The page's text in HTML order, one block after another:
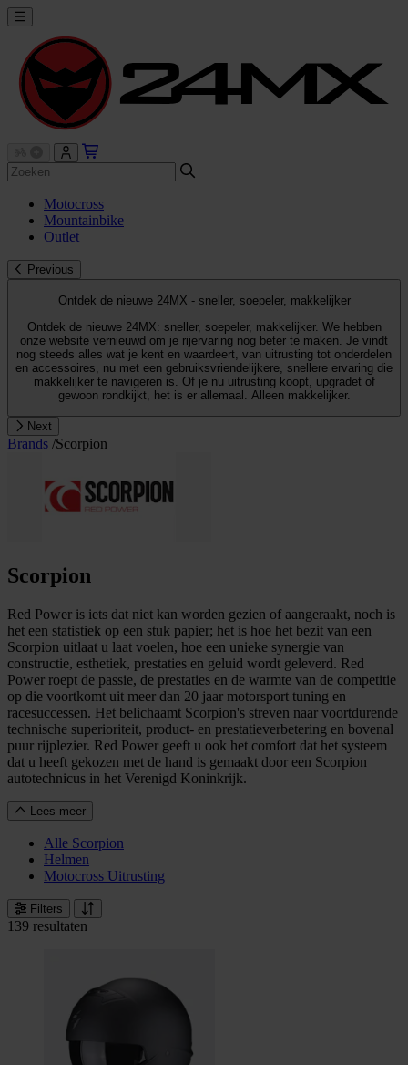
Motocross
Mountainbike
Outlet
Previous
Ontdek de nieuwe 24MX - sneller, soepeler, makkelijker
Ontdek de nieuwe 24MX: sneller, soepeler, makkelijker. We hebben
onze website vernieuwd om je rijervaring nog beter te maken. Je vindt
nog steeds alles wat je kent en waardeert, van uitrusting tot onderdelen
en accessoires, nu met een gebruiksvriendelijkere, snellere ervaring die
makkelijker te navigeren is. Of je nu uitrusting koopt, upgradet of
gewoon rondkijkt, het is er allemaal. Alleen makkelijker.
Next
Brands /Scorpion
Scorpion
Red Power is iets dat niet kan worden gezien of aangeraakt, noch is
het een statistiek op een stuk papier; het is hoe het bezit van een
Scorpion uitlaat u laat voelen, hoe een unieke synergie van
constructie, esthetiek, prestaties en geluid wordt geleverd. Red
Power roept de passie, de prestaties en de warmte van de competitie
op die voortkomt uit meer dan 20 jaar motorsport tuning en
racesuccessen. Het belichaamt Scorpion's streven naar voortdurende
technische superioriteit, product- en prestatieverbetering en bovenal
puur rijplezier. Red Power geeft u ook het comfort dat het systeem
dat u heeft gekozen met de hand is gemaakt door een Scorpion
autotechnicus in het Verenigd Koninkrijk.
Lees meer
Alle Scorpion
Helmen
Motocross Uitrusting
Filters
139 resultaten